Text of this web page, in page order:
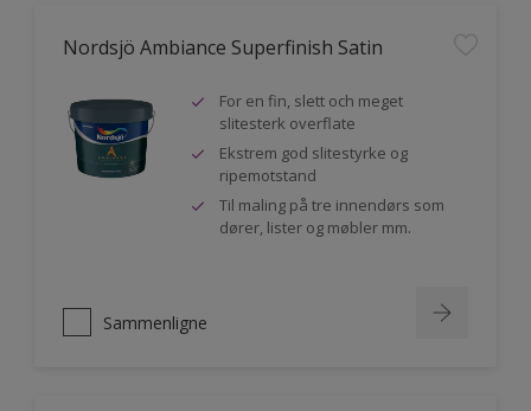
Nordsjö Ambiance Superfinish Satin
For en fin, slett och meget
slitesterk overflate
Ekstrem god slitestyrke og
ripemotstand
Til maling på tre innendørs som
dører, lister og møbler mm.
Sammenligne